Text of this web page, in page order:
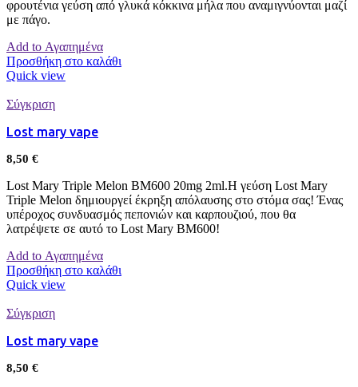
φρουτένια γεύση από γλυκά κόκκινα μήλα που αναμιγνύονται μαζί
με πάγο.
Add to Αγαπημένα
Προσθήκη στο καλάθι
Quick view
Σύγκριση
Lost mary vape
8,50 €
Lost Mary Triple Melon BM600 20mg 2ml.Η γεύση Lost Mary
Triple Melon δημιουργεί έκρηξη απόλαυσης στο στόμα σας! Ένας
υπέροχος συνδυασμός πεπονιών και καρπουζιού, που θα
λατρέψετε σε αυτό το Lost Mary BM600!
Add to Αγαπημένα
Προσθήκη στο καλάθι
Quick view
Σύγκριση
Lost mary vape
8,50 €